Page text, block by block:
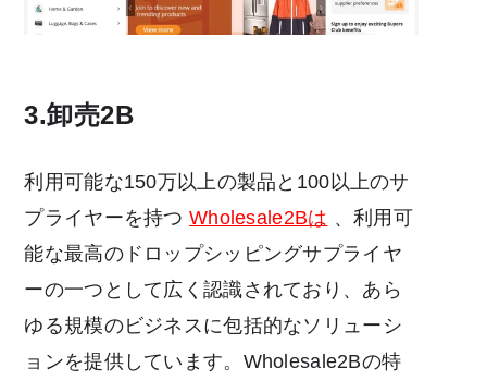
3.卸売2B
利用可能な150万以上の製品と100以上のサ
プライヤーを持つ Wholesale2Bは 、利用可
能な最高のドロップシッピングサプライヤ
ーの一つとして広く認識されており、あら
ゆる規模のビジネスに包括的なソリューシ
ョンを提供しています。Wholesale2Bの特